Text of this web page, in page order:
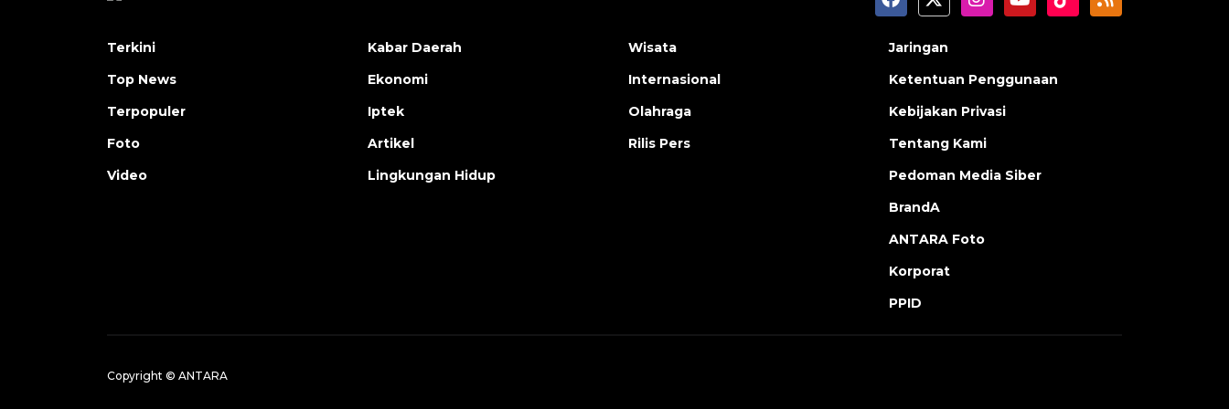
Terkini
Top News
Terpopuler
Foto
Video
Kabar Daerah
Ekonomi
Iptek
Artikel
Lingkungan Hidup
Wisata
Internasional
Olahraga
Rilis Pers
Jaringan
Ketentuan Penggunaan
Kebijakan Privasi
Tentang Kami
Pedoman Media Siber
BrandA
ANTARA Foto
Korporat
PPID
Copyright © ANTARA